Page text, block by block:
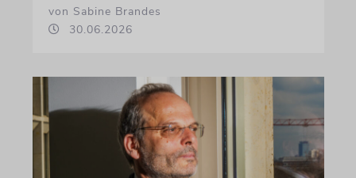
von Sabine Brandes
30.06.2026